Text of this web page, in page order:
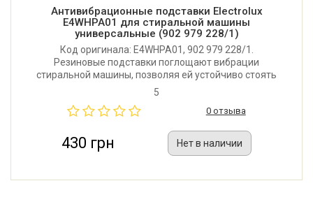
Антивибрационные подставки Electrolux
E4WHPA01 для стиральной машины
универсальные (902 979 228/1)
Код оригинала: E4WHPA01, 902 979 228/1.
Резиновые подставки поглощают вибрации
стиральной машины, позволяя ей устойчиво стоять
на полу, и защищают пол от царапин. Перед
отрегулированы и она ровно стоит. Производитель:
5
0 отзыва
430 грн Нет в наличии